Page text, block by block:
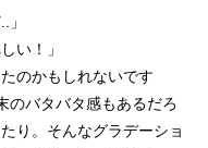
い！」
のかもしれないです
のバタバタ感もあるだろ
り。そんなグラデーショ